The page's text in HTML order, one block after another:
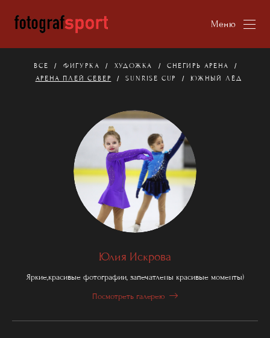
Меню
ВСЕ ФИГУРКА ХУДОЖКА
СНЕГИРЬ АРЕНА
АРЕНА ПЛЕЙ СЕВЕР
SUNRISE CUP ЮЖНЫЙ ЛЁД
Юлия Искрова
Яркие,красивые фотографии, запечатлены красивые моменты)
Посмотреть галерею